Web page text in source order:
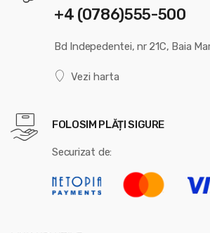
+4 (0786)555-500
Bd Indepedentei, nr 21C, Baia
Vezi harta
FOLOSIM PLĂȚI SIGURE
Securizat de: